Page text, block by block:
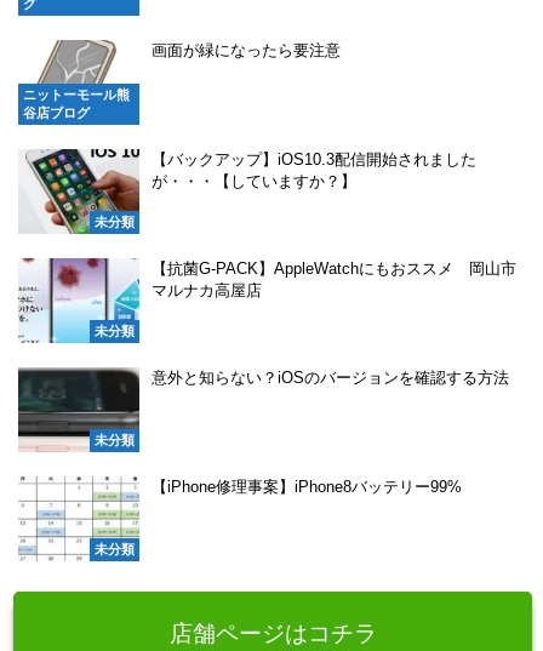
グ
ニットーモール熊
谷店ブログ
画面が緑になったら要注意
未分類
【バックアップ】iOS10.3配信開始されました
が・・・【していますか？】
未分類
【抗菌G-PACK】AppleWatchにもおススメ 岡山市
マルナカ高屋店
未分類
意外と知らない？iOSのバージョンを確認する方法
未分類
【iPhone修理事案】iPhone8バッテリー99%
店舗ページはコチラ